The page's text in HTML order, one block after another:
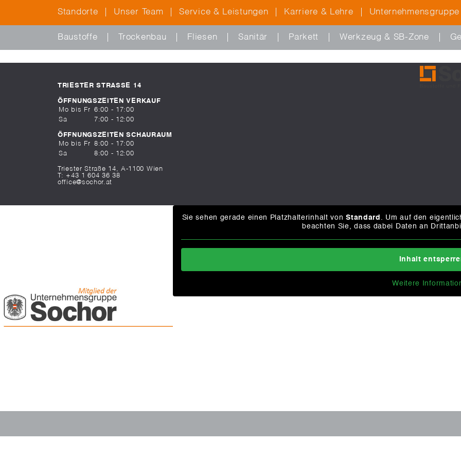
Standorte Unser Team Service & Leistungen Karriere & Lehre Unternehmensgruppe
Baustoffe Trockenbau Fliesen Sanitär Parkett Werkzeug & SB-Zone
TRIESTER STRASSE 14
ÖFFNUNGSZEITEN VERKAUF
Mo bis Fr
6:00 - 17:00
Sa
7:00 - 12:00
ÖFFNUNGSZEITEN SCHAURAUM
Mo bis Fr
8:00 - 17:00
Sa
8:00 - 12:00
Triester Straße 14, A-1100 Wien
T: +43 1 604 36 38
office@sochor.at
Sie sehen gerade einen Platzhalterinhalt vonStandard . Um auf den
beachten Sie, dass dabei Daten an
Inhalt
Weitere